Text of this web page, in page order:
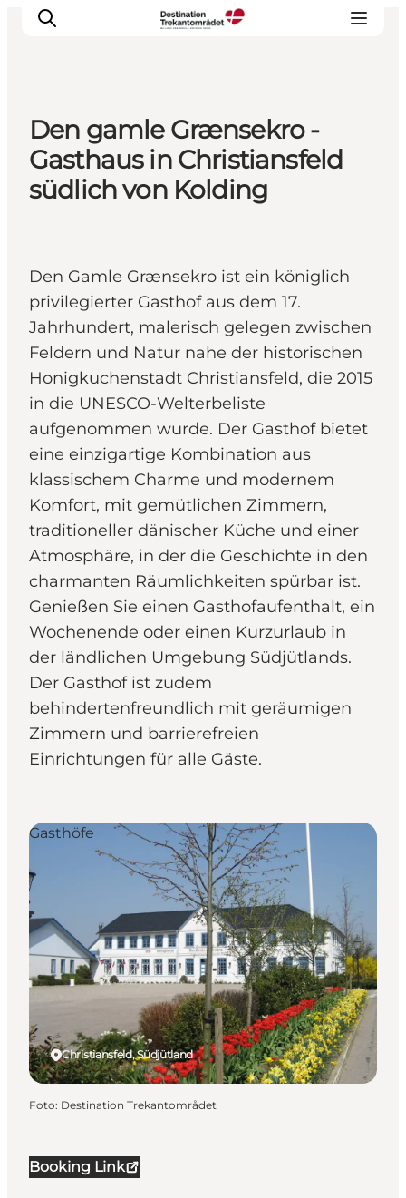
LEGOLAND® Billund Resort
Städte
Erlebnisse
Tickets
Den gamle Grænsekro -
Gasthaus in Christiansfeld
südlich von Kolding
Den Gamle Grænsekro ist ein königlich
privilegierter Gasthof aus dem 17.
Jahrhundert, malerisch gelegen zwischen
Feldern und Natur nahe der historischen
Honigkuchenstadt Christiansfeld, die 2015
in die UNESCO-Welterbeliste
aufgenommen wurde. Der Gasthof bietet
eine einzigartige Kombination aus
klassischem Charme und modernem
Komfort, mit gemütlichen Zimmern,
traditioneller dänischer Küche und einer
Atmosphäre, in der die Geschichte in den
charmanten Räumlichkeiten spürbar ist.
Genießen Sie einen Gasthofaufenthalt, ein
Wochenende oder einen Kurzurlaub in
der ländlichen Umgebung Südjütlands.
Der Gasthof ist zudem
behindertenfreundlich mit geräumigen
Zimmern und barrierefreien
Einrichtungen für alle Gäste.
Booking Link
Christiansfeld, Südjütland
Gasthöfe
Foto: Destination Trekantområdet